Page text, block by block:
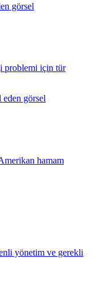
problemi için tür
hamam
yönetim ve gerekli